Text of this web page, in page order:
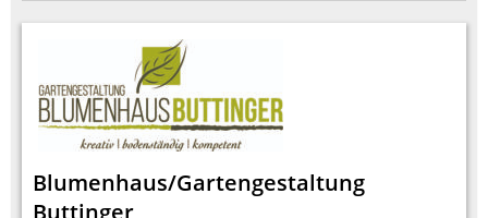
Blumenhaus/Gartengestaltung
Buttinger